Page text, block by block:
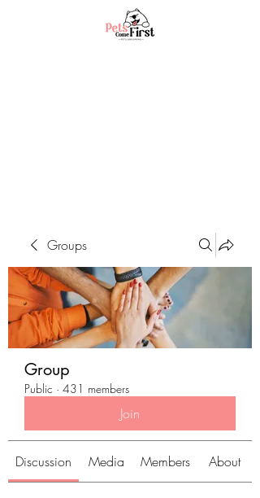
Groups
Group
Public · 431 members
Join
Discussion Media Members About